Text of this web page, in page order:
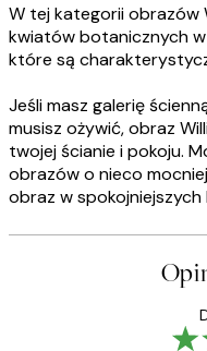
W tej kategorii obrazów
kwiatów botanicznych
które są
Jeśli masz galerię
musisz ożywić, obraz
twojej ścianie i pokoju.
obrazów o nieco
obraz w spokojniejszych